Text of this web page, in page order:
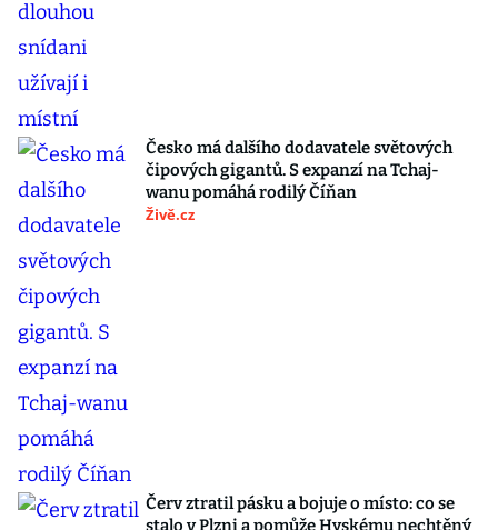
Česko má dalšího dodavatele světových
čipových gigantů. S expanzí na Tchaj-
wanu pomáhá rodilý Číňan
Živě.cz
Červ ztratil pásku a bojuje o místo: co se
stalo v Plzni a pomůže Hyskému nechtěný